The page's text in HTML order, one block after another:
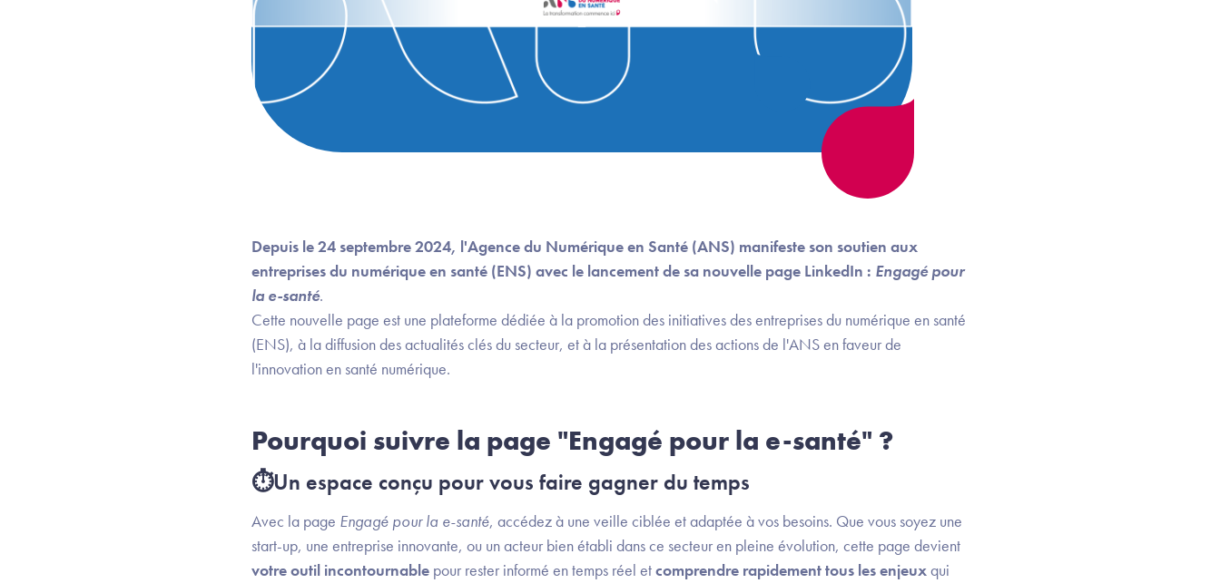
Depuis le 24 septembre 2024, l'Agence du Numérique en Santé (ANS) manifeste son soutien aux
entreprises du numérique en santé (ENS) avec le lancement de sa nouvelle page LinkedIn : Engagé pour
la e-santé.
Cette nouvelle page est une plateforme dédiée à la promotion des initiatives des entreprises du numérique en santé
(ENS), à la diffusion des actualités clés du secteur, et à la présentation des actions de l'ANS en faveur de
l'innovation en santé numérique.
Pourquoi suivre la page "Engagé pour la e-santé" ?
⏱Un espace conçu pour vous faire gagner du temps
Avec la page Engagé pour la e-santé, accédez à une veille ciblée et adaptée à vos besoins. Que vous soyez une
start-up, une entreprise innovante, ou un acteur bien établi dans ce secteur en pleine évolution, cette page devient
votre outil incontournable pour rester informé en temps réel etcomprendre rapidement tous les enjeuxqui